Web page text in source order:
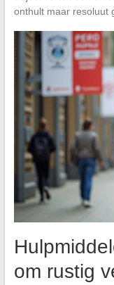
onthult maar resoluut
om rustig